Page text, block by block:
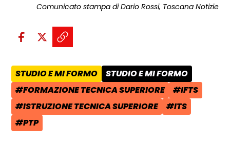
Comunicato stampa di Dario Rossi, Toscana Notizie
Condividi sui social:
Condividi su Facebook - apre
Condividi su X - apre una
Copia il link e condividi -
AREA TEMATICA:
STUDIO E MI FORMO CATEGORIA POST:
STUDIO E MI FORMO
TAG:
#FORMAZIONE TECNICA SUPERIORE TAG:
#IFTS
TAG:
#ISTRUZIONE TECNICA SUPERIORE TAG:
#ITS
TAG:
#PTP